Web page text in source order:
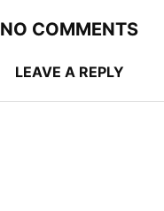
NO COMMENTS
LEAVE A REPLY